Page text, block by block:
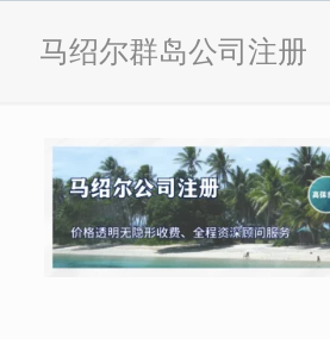
马绍尔群岛公司注册